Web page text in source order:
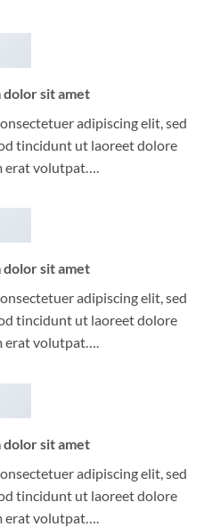
dolor sit amet
adipiscing elit, sed
tincidunt ut laoreet dolore
erat volutpat….
dolor sit amet
adipiscing elit, sed
tincidunt ut laoreet dolore
erat volutpat….
dolor sit amet
adipiscing elit, sed
tincidunt ut laoreet dolore
erat volutpat….